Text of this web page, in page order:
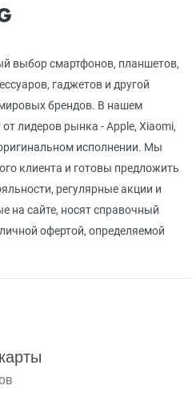
выбор смартфонов, планшетов,
гаджетов и другой
брендов. В нашем
лидеров рынка - Apple, Xiaomi,
исполнении. Мы
клиента и готовы предложить
регулярные акции и
на сайте, носят справочный
офертой, определяемой